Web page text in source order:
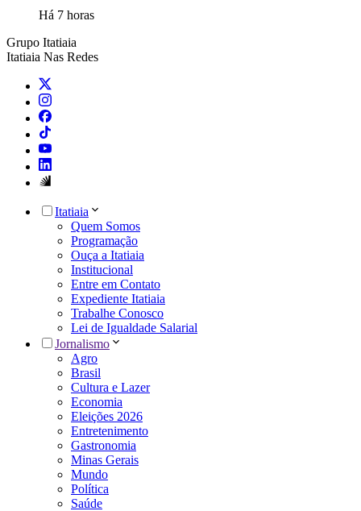
Há 7 horas
Grupo Itatiaia
Itatiaia Nas Redes
Itatiaia
Quem Somos
Programação
Ouça a Itatiaia
Institucional
Entre em Contato
Expediente Itatiaia
Trabalhe Conosco
Lei de Igualdade Salarial
Jornalismo
Agro
Brasil
Cultura e Lazer
Economia
Eleições 2026
Entretenimento
Gastronomia
Minas Gerais
Mundo
Política
Saúde